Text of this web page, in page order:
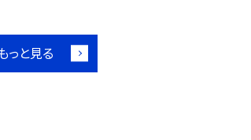
っと見る